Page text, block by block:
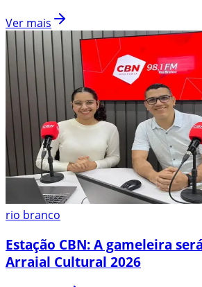
Ver mais
rio branco
Estação CBN: A gameleira
Arraial Cultural 2026